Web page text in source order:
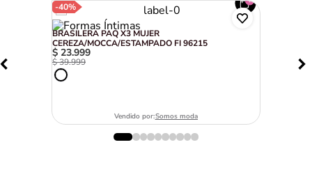
-40%
BRASILERA PAQ X3 MUJER
CEREZA/MOCCA/ESTAMPADO FI 96215
$ 23.999
$39.999
Vendido por:Somos moda